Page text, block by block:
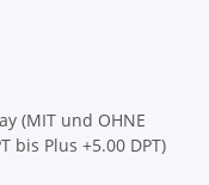
(MIT und OHNE
bis Plus +5.00 DPT)